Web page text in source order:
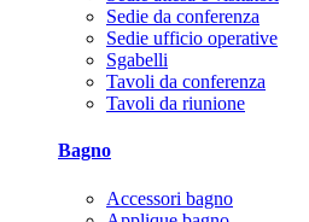
Sedie da conferenza
Sedie ufficio operative
Sgabelli
Tavoli da conferenza
Tavoli da riunione
Bagno
Accessori bagno